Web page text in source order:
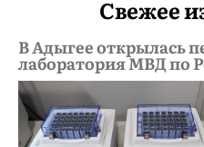
Свежее
В Адыгее открылась
лаборатория МВД по